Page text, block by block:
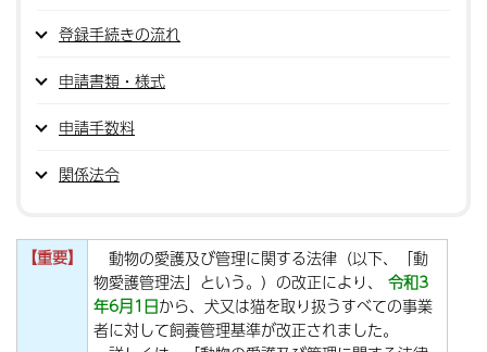
登録手続きの流れ
申請書類・様式
申請手数料
関係法令
【重要】
動物の愛護及び管理に関する法律（以下、「動
物愛護管理法」という。）の改正により、
令和3
年6月1日から、犬又は猫を取り扱うすべての事業
者に対して飼養管理基準が改正されました。